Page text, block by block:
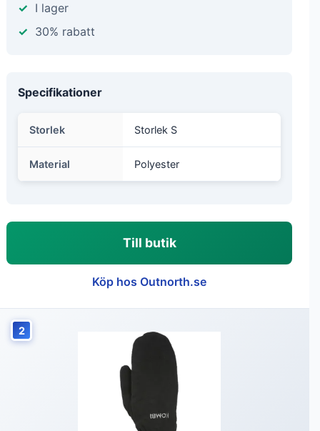
I lager
30% rabatt
Specifikationer
Storlek Storlek S
Material Polyester
Till butik
Köp hos Outnorth.se
2